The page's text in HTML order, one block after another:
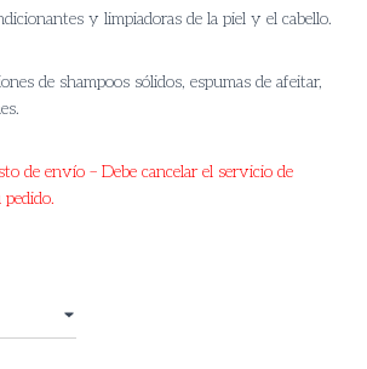
y limpiadoras de la piel y el cabello.
de shampoos sólidos, espumas de afeitar,
de envío – Debe cancelar el servicio de